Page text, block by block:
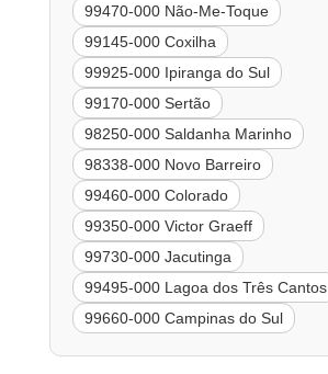
99470-000 Não-Me-Toque
99145-000 Coxilha
99925-000 Ipiranga do Sul
99170-000 Sertão
98250-000 Saldanha Marinho
98338-000 Novo Barreiro
99460-000 Colorado
99350-000 Victor Graeff
99730-000 Jacutinga
99495-000 Lagoa dos Três Cantos
99660-000 Campinas do Sul